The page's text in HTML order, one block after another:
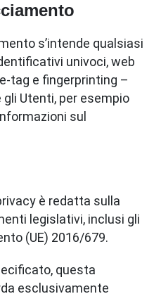
s’intende qualsiasi
univoci, web
tag e fingerprinting –
Utenti, per esempio
sul
è redatta sulla
legislativi, inclusi gli
(UE) 2016/679.
questa
esclusivamente